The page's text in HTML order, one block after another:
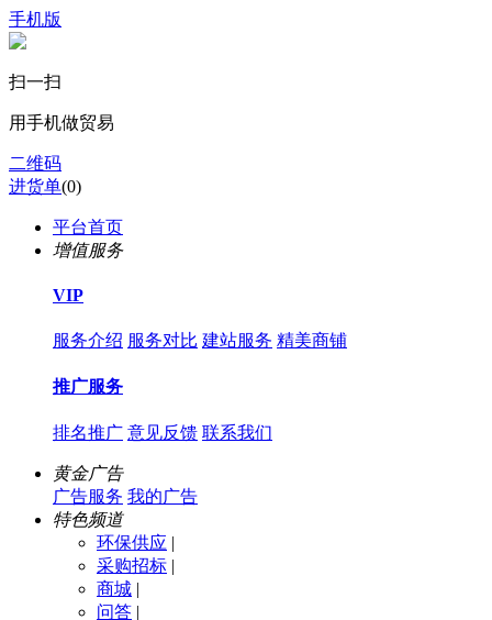
手机版
扫一扫
用手机做贸易
二维码
进货单(0)
平台首页
增值服务
VIP
服务介绍 服务对比 建站服务 精美商铺
推广服务
排名推广 意见反馈 联系我们
黄金广告
广告服务 我的广告
特色频道
环保供应 |
采购招标 |
商城 |
问答 |